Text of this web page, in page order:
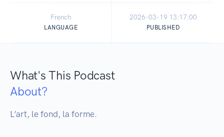
French
LANGUAGE
2026-03-19 13:17:00
PUBLISHED
What's This Podcast
About?
L’art, le fond, la forme.